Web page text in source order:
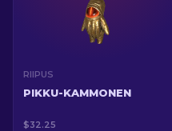
RIIPUS
PIKKU-KAMMONEN
$32.25